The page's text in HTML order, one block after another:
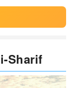
Sharif